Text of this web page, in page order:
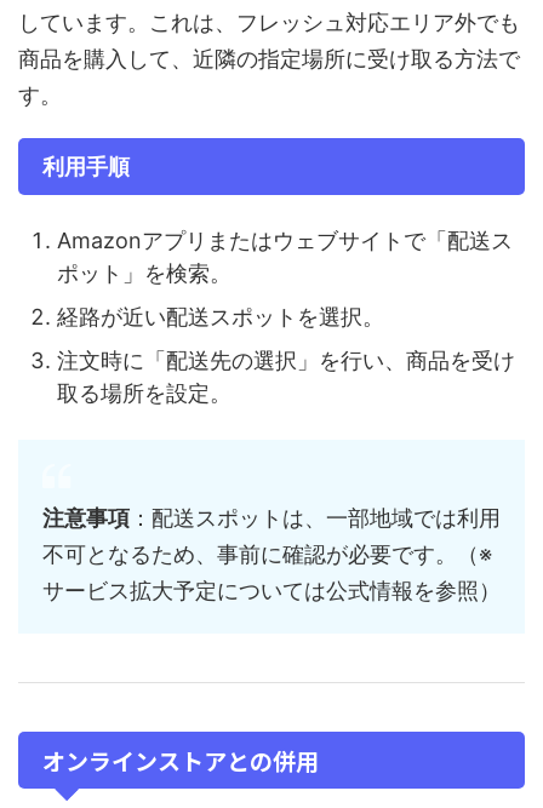
しています。これは、フレッシュ対応エリア外でも
商品を購入して、近隣の指定場所に受け取る方法で
す。
利用手順
Amazonアプリまたはウェブサイトで「配送ス
ポット」を検索。
経路が近い配送スポットを選択。
注文時に「配送先の選択」を行い、商品を受け
取る場所を設定。
注意事項 ：配送スポットは、一部地域では利用
不可となるため、事前に確認が必要です。（※
サービス拡大予定については公式情報を参照）
オンラインストアとの併用